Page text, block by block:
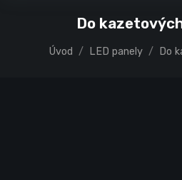
Do
Úvod LED panely Do